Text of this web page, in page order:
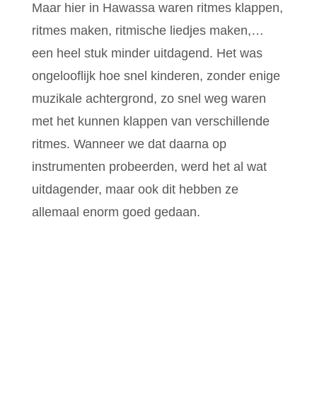
Maar hier in Hawassa waren ritmes klappen,
ritmes maken, ritmische liedjes maken,…
een heel stuk minder uitdagend. Het was
ongelooflijk hoe snel kinderen, zonder enige
muzikale achtergrond, zo snel weg waren
met het kunnen klappen van verschillende
ritmes. Wanneer we dat daarna op
instrumenten probeerden, werd het al wat
uitdagender, maar ook dit hebben ze
allemaal enorm goed gedaan.